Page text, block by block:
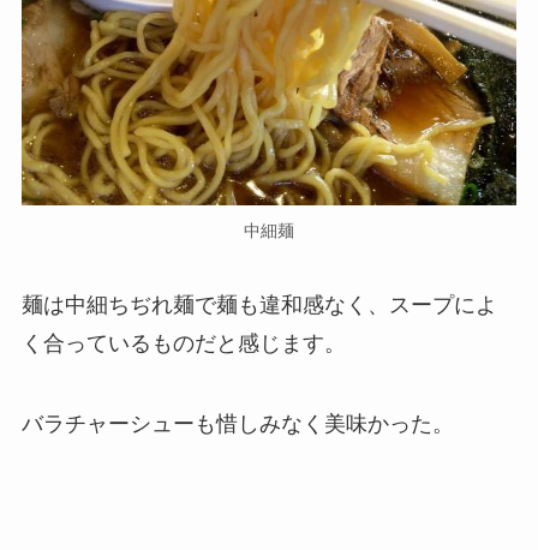
中細麺
麺は中細ちぢれ麺で麺も違和感なく、スープによ
く合っているものだと感じます。
バラチャーシューも惜しみなく美味かった。